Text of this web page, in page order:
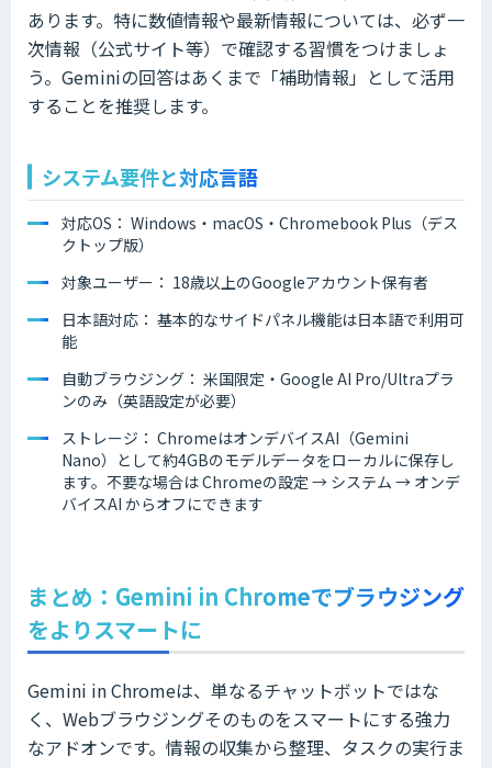
あります。特に数値情報や最新情報については、必ず一
次情報（公式サイト等）で確認する習慣をつけましょ
う。Geminiの回答はあくまで「補助情報」として活用
することを推奨します。
システム要件と対応言語
対応OS： Windows・macOS・Chromebook Plus（デス
クトップ版）
対象ユーザー： 18歳以上のGoogleアカウント保有者
日本語対応： 基本的なサイドパネル機能は日本語で利用可
能
自動ブラウジング： 米国限定・Google AI Pro/Ultraプラ
ンのみ（英語設定が必要）
ストレージ： ChromeはオンデバイスAI（Gemini
Nano）として約4GBのモデルデータをローカルに保存し
ます。不要な場合は Chromeの設定 → システム → オンデ
バイスAI からオフにできます
まとめ：Gemini in Chromeでブラウジング
をよりスマートに
Gemini in Chromeは、単なるチャットボットではな
く、Webブラウジングそのものをスマートにする強力
なアドオンです。情報の収集から整理、タスクの実行ま